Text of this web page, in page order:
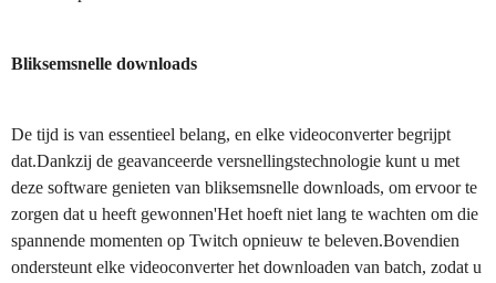
Bliksemsnelle downloads
De tijd is van essentieel belang, en elke videoconverter begrijpt
dat.Dankzij de geavanceerde versnellingstechnologie kunt u met
deze software genieten van bliksemsnelle downloads, om ervoor te
zorgen dat u heeft gewonnen'Het hoeft niet lang te wachten om die
spannende momenten op Twitch opnieuw te beleven.Bovendien
ondersteunt elke videoconverter het downloaden van batch, zodat u